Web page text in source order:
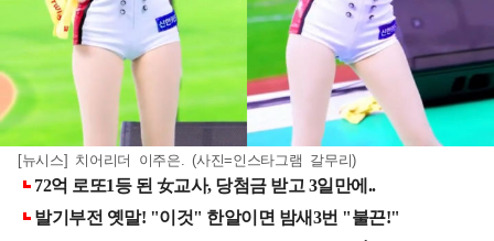
[뉴시스] 치어리더 이주은. (사진=인스타그램 갈무리)